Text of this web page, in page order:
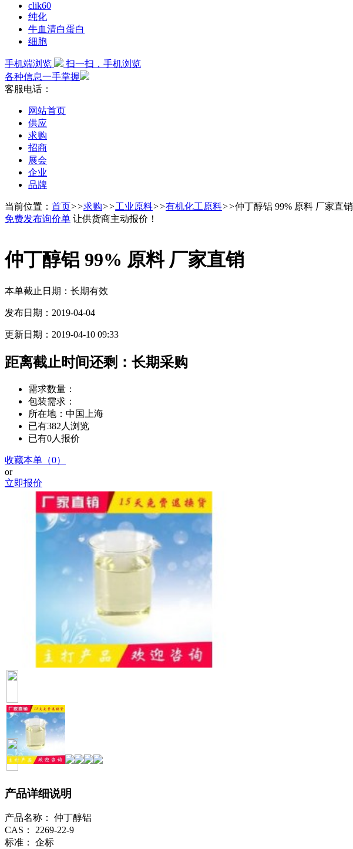
clik60
纯化
牛血清白蛋白
细胞
手机端浏览
扫一扫，手机浏览
各种信息一手掌握
客服电话：
网站首页
供应
求购
招商
展会
企业
品牌
当前位置： 首页>>求购>>工业原料>>有机化工原料>>仲丁醇铝 99% 原料 厂家直销
免费发布询价单 让供货商主动报价！
仲丁醇铝 99% 原料 厂家直销
本单截止日期：长期有效
发布日期：2019-04-04
更新日期：2019-04-10 09:33
距离截止时间还剩： 长期采购
需求数量：
包装需求：
所在地：中国上海
已有382人浏览
已有0人报价
收藏本单（0）
or
立即报价
产品详细说明
产品名称： 仲丁醇铝
CAS： 2269-22-9
标准： 企标